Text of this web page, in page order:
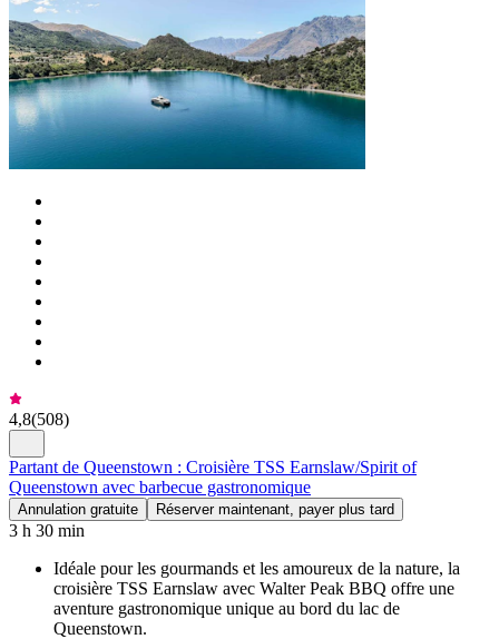
4,8(508)
Partant de Queenstown : Croisière TSS Earnslaw/Spirit of
Queenstown avec barbecue gastronomique
Annulation gratuite Réserver maintenant, payer plus tard
3 h 30 min
Idéale pour les gourmands et les amoureux de la nature, la
croisière TSS Earnslaw avec Walter Peak BBQ offre une
aventure gastronomique unique au bord du lac de
Queenstown.